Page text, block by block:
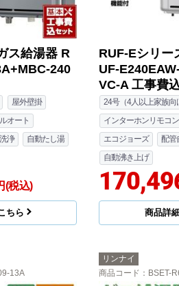
ス給湯器 R
240
屋外壁掛
オート
浄
自動たし湯
(税込)
ちら
RUF-Eシリー
UF-
VC-A 工事費
24号（4人以上家族向
インターホンリモコ
エコジョーズ
配管
自動沸き上げ
商品詳
13A
リンナイ
商品コード ：BSET-